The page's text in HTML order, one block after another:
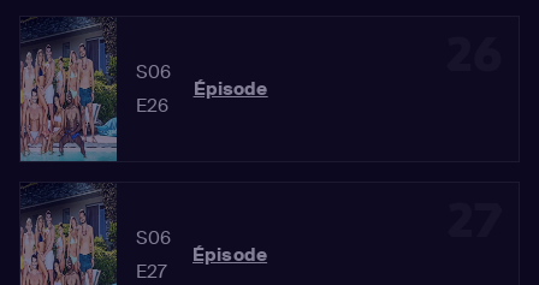
S06
E26
Épisode
S06
E27
Épisode